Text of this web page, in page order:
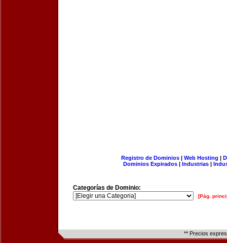
Registro de Dominios| Web Hosting |
Dominios Expirados | Industrias |
Categorías de Dominio:
[Pág.
** Precios